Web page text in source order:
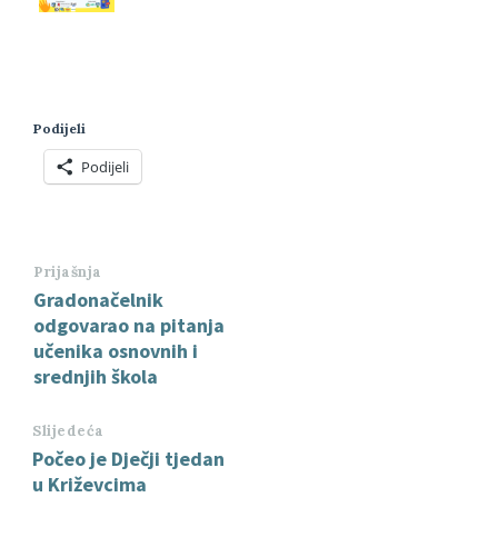
Podijeli
Podijeli
Prijašnja
Gradonačelnik
odgovarao na pitanja
učenika osnovnih i
srednjih škola
Slijedeća
Počeo je Dječji tjedan
u Križevcima